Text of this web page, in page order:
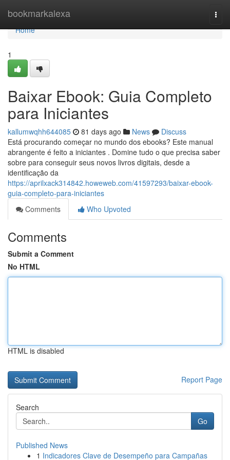
bookmarkalexa
Home
Home
1
Baixar Ebook: Guia Completo
para Iniciantes
kallumwqhh644085 81 days ago News
Discuss
Está procurando começar no mundo dos ebooks? Este manual
abrangente é feito a iniciantes . Domine tudo o que precisa saber
sobre para conseguir seus novos livros digitais, desde a
identificação da
https://aprilxack314842.howeweb.com/41597293/baixar-ebook-
guia-completo-para-iniciantes
Comments
Who Upvoted
Comments
Submit a Comment
No HTML
HTML is disabled
Report Page
Search
Go
Published News
1 Indicadores Clave de Desempeño para Campañas